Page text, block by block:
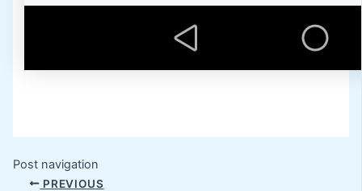
Post navigation
PREVIOUS